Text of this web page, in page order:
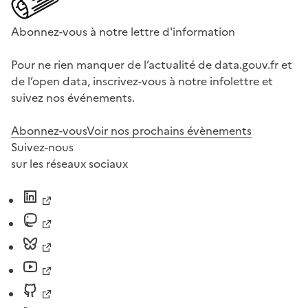
Abonnez-vous à notre lettre d'information
Pour ne rien manquer de l’actualité de data.gouv.fr et
de l’open data, inscrivez-vous à notre infolettre et
suivez nos événements.
Abonnez-vousVoir nos prochains évènements
Suivez-nous
sur les réseaux sociaux